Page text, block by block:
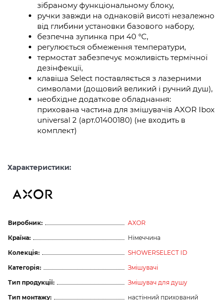
зібраному функціональному блоку,
ручки завжди на однаковій висоті незалежно
від глибини установки базового набору,
безпечна зупинка при 40 °C,
регулюється обмеження температури,
термостат забезпечує можливість термічної
дезінфекції,
клавіша Select поставляється з лазерними
символами (дощовий великий і ручний душ),
необхідне додаткове обладнання:
прихована частина для змішувачів AXOR Ibox
universal 2 (арт.01400180) (не входить в
комплект)
Характеристики:
Виробник:
AXOR
Країна:
Німеччина
Колекція:
SHOWERSELECT ID
Категорія:
Змішувачі
Тип продукції:
Змішувач для душу
Тип монтажу:
настінний прихований